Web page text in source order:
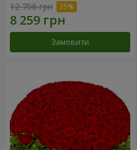
12 706 грн
Замовити